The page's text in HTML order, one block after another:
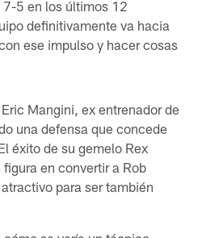
7-5 en los últimos 12
definitivamente va hacia
ese impulso y hacer cosas
Mangini, ex entrenador de
una defensa que concede
éxito de su gemelo Rex
en convertir a Rob
para ser también